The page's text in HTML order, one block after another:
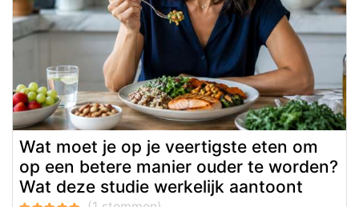
Wat moet je op je veertigste eten om
op een betere manier ouder te worden?
Wat deze studie werkelijk aantoont